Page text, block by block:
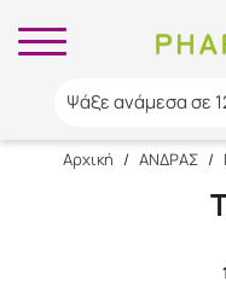
Ψάξε ανάμεσα σε
Αρχική / ΑΝΔΡΑΣ /